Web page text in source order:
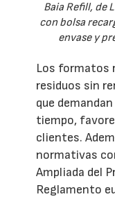
Baia Refill, de
con bolsa
envase y
Los formatos
residuos sin
que
tiempo,
clientes.
normativas
Ampliada del
Reglamento